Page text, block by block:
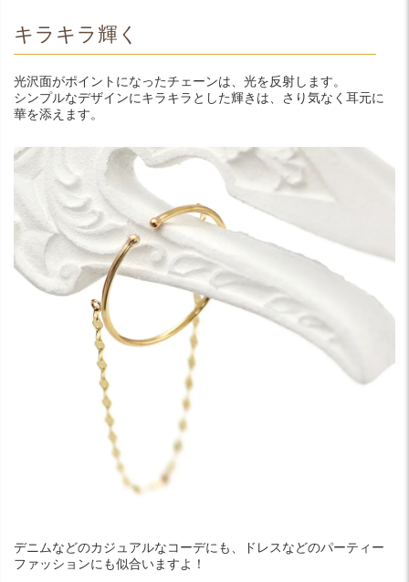
キラキラ輝く
光沢面がポイントになったチェーンは、光を反射します。
シンプルなデザインにキラキラとした輝きは、さり気なく耳元に
華を添えます。
デニムなどのカジュアルなコーデにも、ドレスなどのパーティー
ファッションにも似合いますよ！